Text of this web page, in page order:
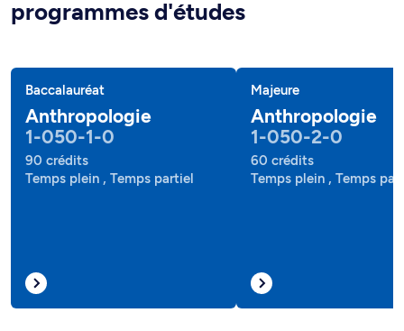
programmes d'études
Baccalauréat
Anthropologie
1-050-1-0
90 crédits
Temps plein , Temps partiel
Majeure
Anthropologie
1-050-2-0
60 crédits
Temps plein , Temps